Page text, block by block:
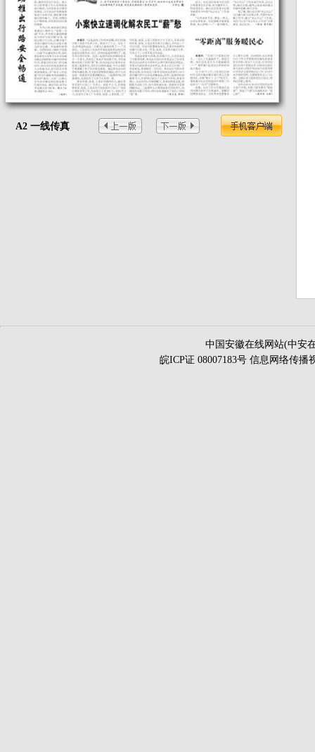
A2 一线传真
中国安徽在线网站(中安
皖ICP证 08007183号 信息网络传播